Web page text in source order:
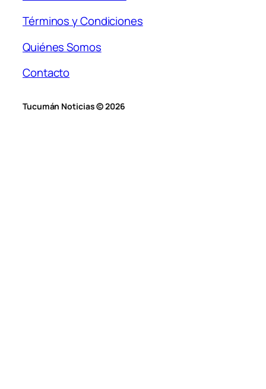
Términos y Condiciones
Quiénes Somos
Contacto
Tucumán Noticias © 2026